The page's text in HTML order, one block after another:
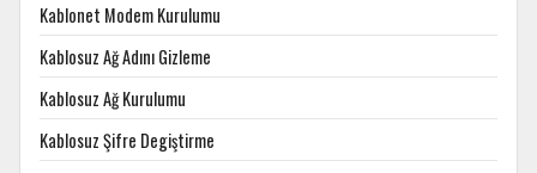
Kablonet Modem Kurulumu
Kablosuz Ağ Adını Gizleme
Kablosuz Ağ Kurulumu
Kablosuz Şifre Degiştirme